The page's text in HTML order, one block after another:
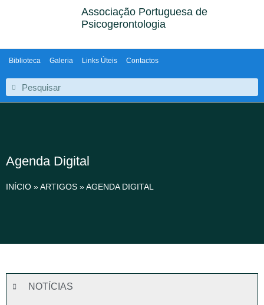
Associação Portuguesa de
Psicogerontologia
Biblioteca Galeria Links Úteis Contactos
Agenda Digital
INÍCIO »ARTIGOS »AGENDA DIGITAL
NOTÍCIAS